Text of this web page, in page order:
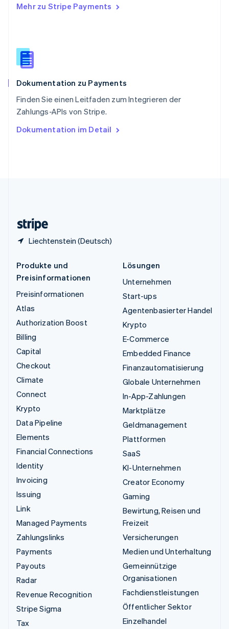
Mehr zu Stripe Payments
Dokumentation zu Payments
Finden Sie einen Leitfaden zum Integrieren der
Zahlungs-APIs von Stripe.
Dokumentation im Detail
Liechtenstein (Deutsch)
Slowenien
English
Spanien
Thailand
Tschechische Republik
English
English
Produkte und
Preisinformationen
Preisinformationen
Atlas
Authorization Boost
Billing
Capital
Checkout
Climate
Connect
Krypto
Data Pipeline
Elements
Financial Connections
Identity
Invoicing
Issuing
Link
Managed Payments
Zahlungslinks
Payments
Payouts
Radar
Revenue Recognition
Stripe Sigma
Tax
Lösungen
Unternehmen
Start-ups
Agentenbasierter Handel
Krypto
E-Commerce
Embedded Finance
Finanzautomatisierung
Globale Unternehmen
In-App-Zahlungen
Marktplätze
Geldmanagement
Plattformen
SaaS
KI-Unternehmen
Creator Economy
Gaming
Bewirtung, Reisen und
Freizeit
Versicherungen
Medien und Unterhaltung
Gemeinnützige
Organisationen
Fachdienstleistungen
Öffentlicher Sektor
Einzelhandel